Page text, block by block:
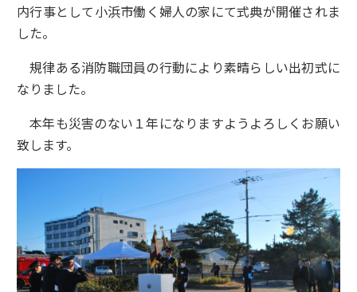
内行事として小浜市働く婦人の家にて式典が開催されま
した。
規律ある消防職団員の行動により素晴らしい出初式に
なりました。
本年も災害のない１年になりますようよろしくお願い
致します。